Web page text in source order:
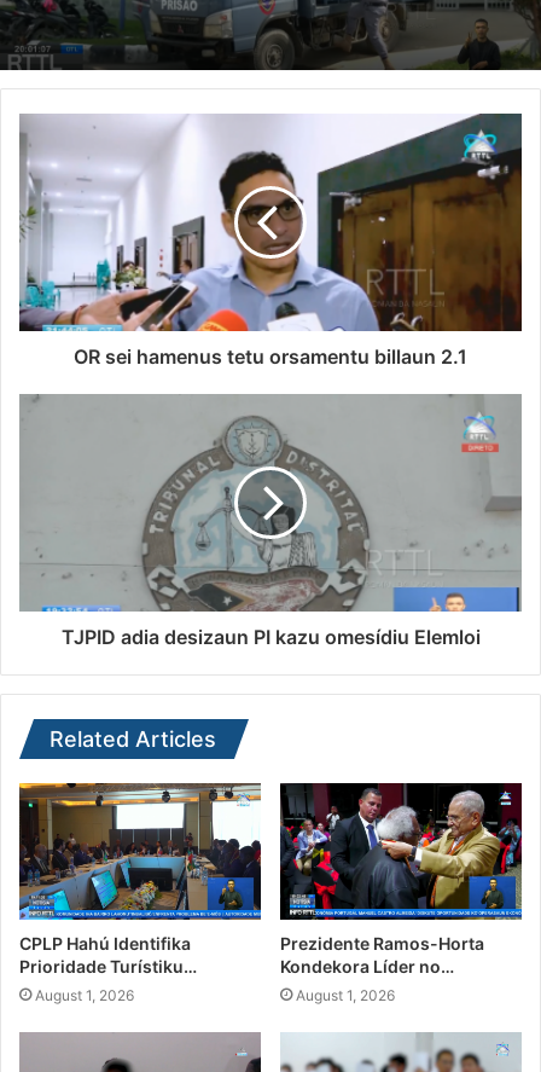
OR sei hamenus tetu orsamentu billaun 2.1
TJPID adia desizaun PI kazu omesídiu Elemloi
Related Articles
CPLP Hahú Identifika
Prioridade Turístiku…
August 1, 2026
Prezidente Ramos-Horta
Kondekora Líder no…
August 1, 2026